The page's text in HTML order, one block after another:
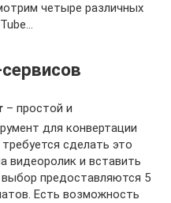
четыре различных
– простой и
для конвертации
сделать это
видеоролик и вставить
выбор предоставляются 5
Есть возможность